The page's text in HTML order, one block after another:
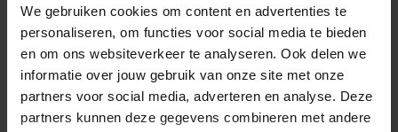
We gebruiken cookies om content en advertenties te
personaliseren, om functies voor social media te bieden
en om ons websiteverkeer te analyseren. Ook delen we
informatie over jouw gebruik van onze site met onze
partners voor social media, adverteren en analyse. Deze
partners kunnen deze gegevens combineren met andere
Ook op Delft Campus werken we verder aan de
spoorverdubbeling. We hebben het laatste stuk nieuw
spoor aangelegd en een wissel aangesloten. We
hebben ballast vernieuwd en tijdelijk spoor
weggehaald. Ook werkten we aan kabels en leidingen,